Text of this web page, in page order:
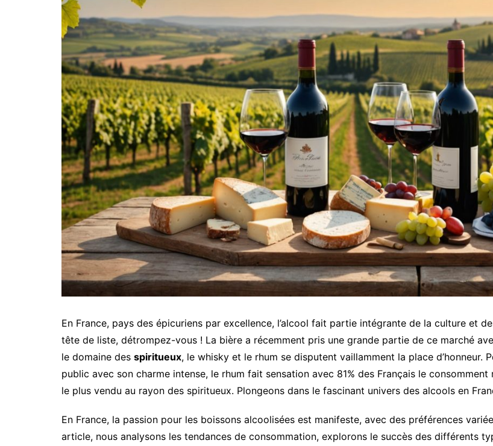
En France, pays des épicuriens par excellence, l’alcool fait partie intégrante de la culture et
tête de liste, détrompez-vous ! La bière a récemment pris une grande partie de ce marché
le domaine des spiritueux, le whisky et le rhum se disputent vaillamment la place d’honneur.
public avec son charme intense, le rhum fait sensation avec 81% des Français le
le plus vendu au rayon des spiritueux. Plongeons dans le fascinant univers des alcools en
En France, la passion pour les boissons alcoolisées est manifeste, avec des préférences
article, nous analysons les tendances de consommation, explorons le succès des différents